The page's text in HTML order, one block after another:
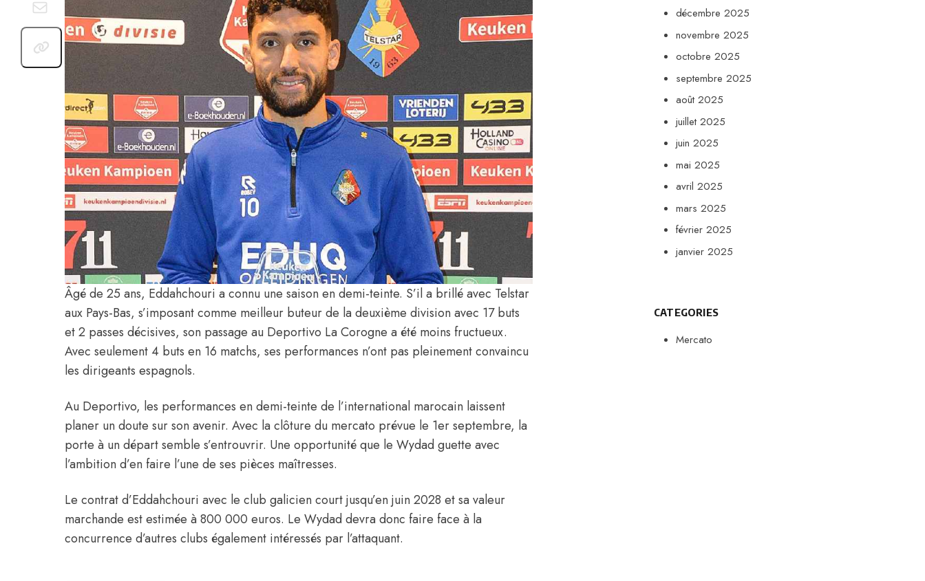
Âgé de 25 ans, Eddahchouri a connu une saison en demi-teinte. S’il a brillé avec Telstar
aux Pays-Bas, s’imposant comme meilleur buteur de la deuxième division avec 17 buts
et 2 passes décisives, son passage au Deportivo La Corogne a été moins fructueux.
Avec seulement 4 buts en 16 matchs, ses performances n’ont pas pleinement convaincu
les dirigeants espagnols.
Au Deportivo, les performances en demi-teinte de l’international marocain laissent
planer un doute sur son avenir. Avec la clôture du mercato prévue le 1er septembre, la
porte à un départ semble s’entrouvrir. Une opportunité que le Wydad guette avec
l’ambition d’en faire l’une de ses pièces maîtresses.
Le contrat d’Eddahchouri avec le club galicien court jusqu’en juin 2028 et sa valeur
marchande est estimée à 800 000 euros. Le Wydad devra donc faire face à la
concurrence d’autres clubs également intéressés par l’attaquant.
décembre 2025
novembre 2025
octobre 2025
septembre 2025
août 2025
juillet 2025
juin 2025
mai 2025
avril 2025
mars 2025
février 2025
janvier 2025
CATEGORIES
Mercato